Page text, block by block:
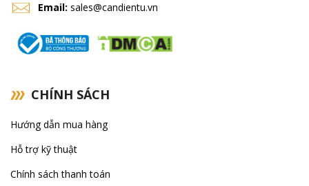
Ohaus
Email: sales@candientu.vn
CHÍNH SÁCH
Hướng dẫn mua hàng
Hỗ trợ kỹ thuật
Chính sách thanh toán